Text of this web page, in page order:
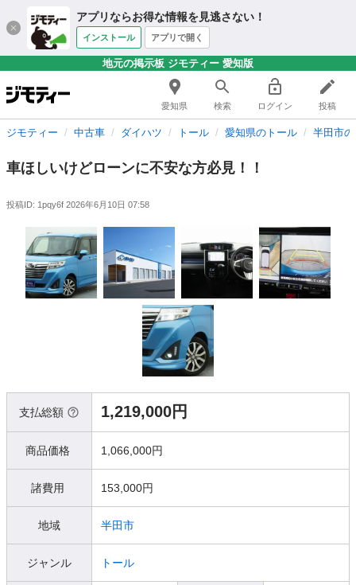
アプリならお得な情報を見逃さない！
インストール アプリで開く
地元の掲示板 ジモティー 愛知版
愛知県 検索 ログイン 投稿
ジモティー 中古車 ダイハツ トール 愛知県のトール 半田市
車ほしいけどローンに不安な方必見！！
投稿ID: 1pqy6f 2026年6月10日 07:58
支払総額 1,219,000円
商品価格 1,066,000円
諸費用 153,000円
地域 半田市
ジャンル トール